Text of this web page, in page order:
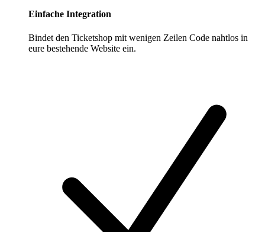
Einfache Integration
Bindet den Ticketshop mit wenigen Zeilen Code nahtlos in
eure bestehende Website ein.